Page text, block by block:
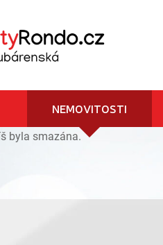
NEMOVITOSTI
byla smazána.